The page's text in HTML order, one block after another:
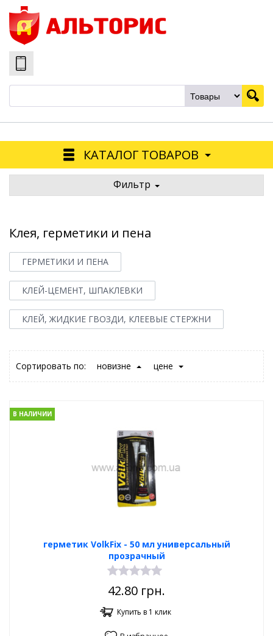
КАТАЛОГ ТОВАРОВ
Фильтр
Клея, герметики и пена
ГЕРМЕТИКИ И ПЕНА
КЛЕЙ-ЦЕМЕНТ, ШПАКЛЕВКИ
КЛЕЙ, ЖИДКИЕ ГВОЗДИ, КЛЕЕВЫЕ СТЕРЖНИ
Сортировать по: новизне цене
герметик VolkFix - 50 мл универсальный
прозрачный
В НАЛИЧИИ
42.80 грн.
Купить в 1 клик